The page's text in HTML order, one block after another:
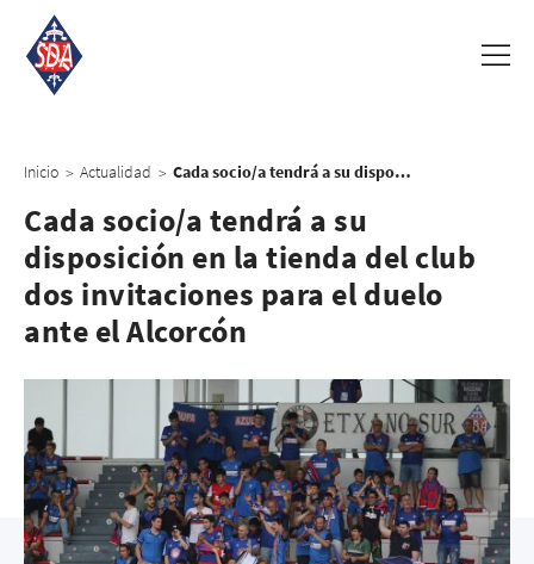
Inicio > Actualidad > Cada socio/a tendrá a su disposición en la tienda del club dos invitaciones para el duelo ante el Alcorcón
Cada socio/a tendrá a su
disposición en la tienda del club
dos invitaciones para el duelo
ante el Alcorcón